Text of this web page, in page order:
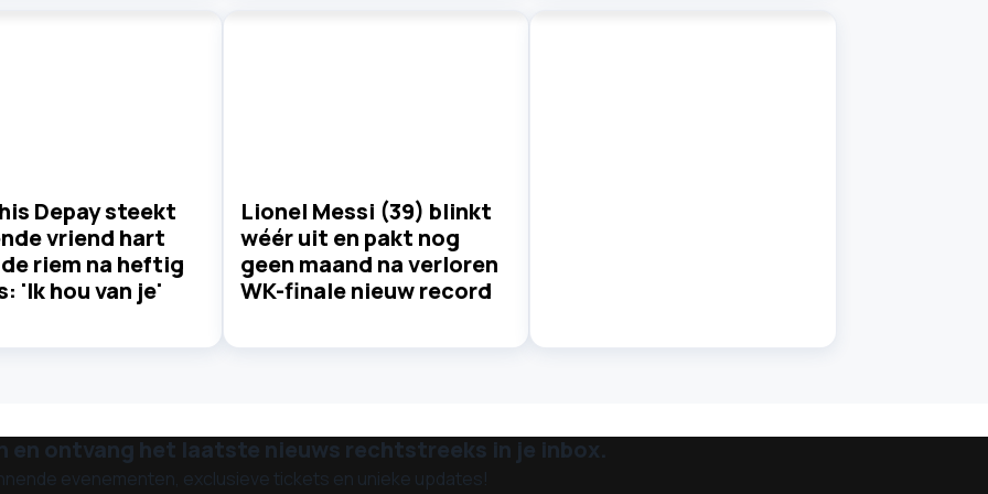
Depay steekt
vriend hart
riem na heftig
'Ik hou van je'
Lionel Messi (39) blinkt
wéér uit en pakt nog
geen maand na verloren
WK-finale nieuw record
en ontvang het laatste nieuws rechtstreeks in je inbox.
evenementen, exclusieve tickets en unieke updates!